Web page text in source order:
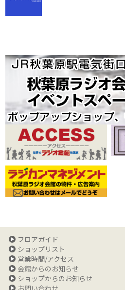
フロアガイド
ショップリスト
営業時間/アクセス
会館からのお知らせ
ショップからのお知らせ
お問い合わせ